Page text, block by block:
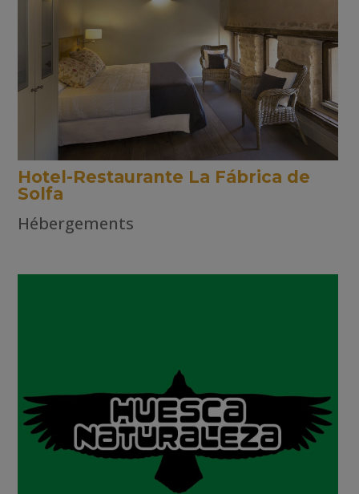
Hotel-Restaurante La Fábrica de
Solfa
Hébergements